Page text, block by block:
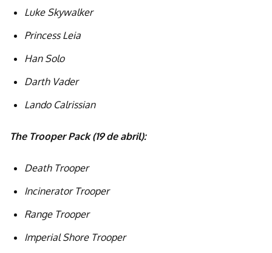
Luke Skywalker
Princess Leia
Han Solo
Darth Vader
Lando Calrissian
The Trooper Pack (19 de abril):
Death Trooper
Incinerator Trooper
Range Trooper
Imperial Shore Trooper